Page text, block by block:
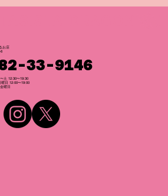
お店
6
33-9146
土 12:30〜19:30
〜19:00
曜日